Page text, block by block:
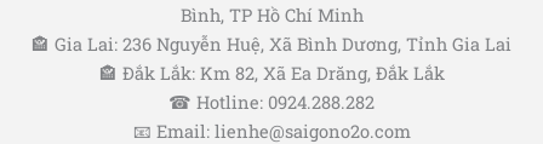
Bình, TP Hồ Chí Minh
🏤 Gia Lai: 236 Nguyễn Huệ, Xã Bình Dương, Tỉnh Gia Lai
🏤 Đắk Lắk: Km 82, Xã Ea Drăng, Đắk Lắk
☎ Hotline: 0924.288.282
📧 Email: lienhe@saigono2o.com